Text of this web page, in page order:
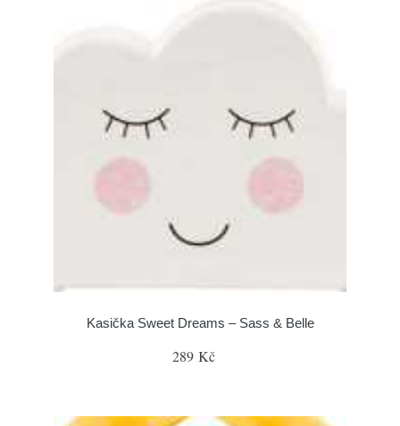
Kasička Sweet Dreams – Sass & Belle
289 Kč